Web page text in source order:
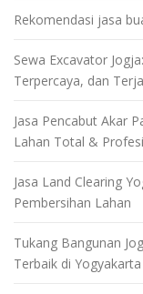
Rekomendasi jasa
Sewa Excavator
Terpercaya, dan
Jasa Pencabut Akar
Lahan Total &
Jasa Land Clearing
Pembersihan Lahan
Tukang Bangunan
Terbaik di Yogyakarta